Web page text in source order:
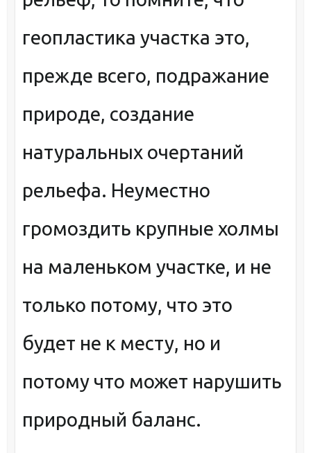
геопластика участка это,
прежде всего, подражание
природе, создание
натуральных очертаний
рельефа. Неуместно
громоздить крупные холмы
на маленьком участке, и не
только потому, что это
будет не к месту, но и
потому что может нарушить
природный баланс.